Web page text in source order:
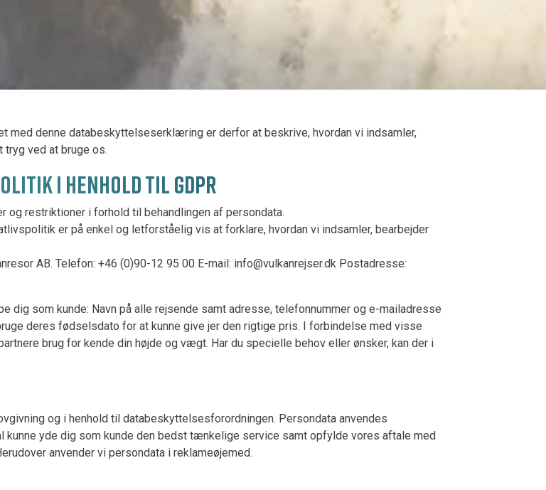
denne databeskyttelseserklæring er derfor at beskrive, hvordan vi indsamler,
tryg ved at bruge os.
I HENHOLD TIL GDPR
og restriktioner i forhold til behandlingen af persondata.
er på enkel og letforståelig vis at forklare, hvordan vi indsamler, bearbejder
AB. Telefon: +46 (0)90-12 95 00 E-mail: info@vulkanrejser.dk Postadresse:
dig som kunde: Navn på alle rejsende samt adresse, telefonnummer og e-mailadresse
deres fødselsdato for at kunne give jer den rigtige pris. I forbindelse med visse
brug for kende din højde og vægt. Har du specielle behov eller ønsker, kan der i
og i henhold til databeskyttelsesforordningen. Persondata anvendes
yde dig som kunde den bedst tænkelige service samt opfylde vores aftale med
anvender vi persondata i reklameøjemed.